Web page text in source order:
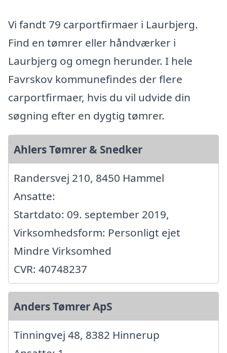
Vi fandt 79 carportfirmaer i Laurbjerg.
Find en tømrer eller håndværker i
Laurbjerg og omegn herunder. I hele
Favrskov kommunefindes der flere
carportfirmaer, hvis du vil udvide din
søgning efter en dygtig tømrer.
Ahlers Tømrer & Snedker
Randersvej 210, 8450 Hammel
Ansatte:
Startdato: 09. september 2019,
Virksomhedsform: Personligt ejet
Mindre Virksomhed
CVR: 40748237
Anders Tømrer ApS
Tinningvej 48, 8382 Hinnerup